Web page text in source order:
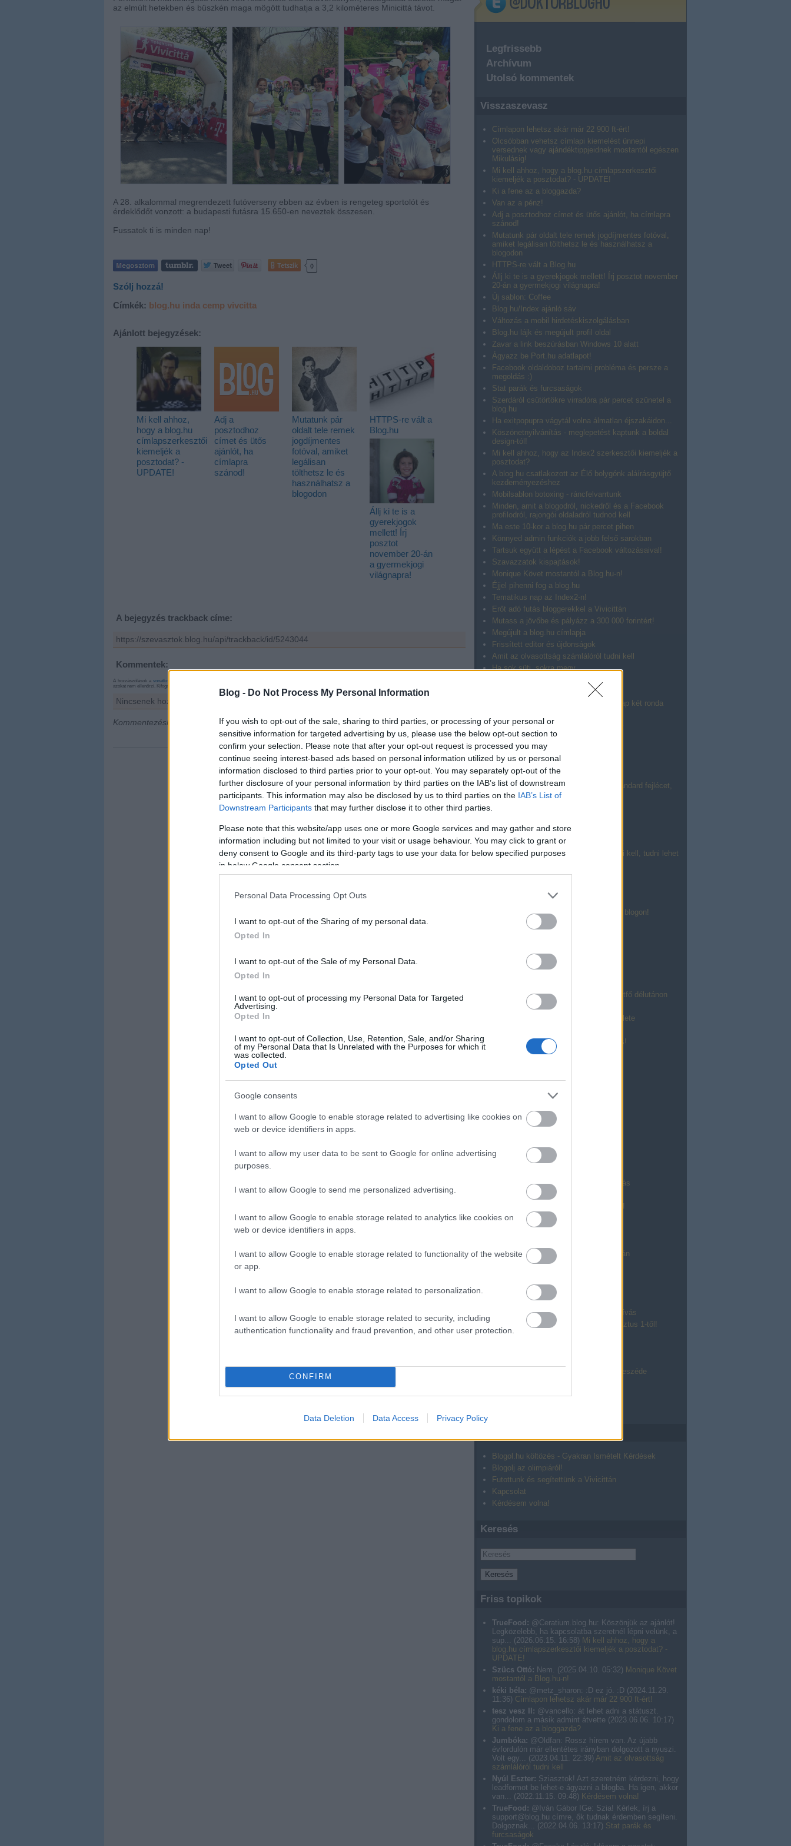
Blog - Do Not Process My Personal Information
If you wish to opt-out of the sale, sharing to third parties, or processing of your personal or
sensitive information for targeted advertising by us, please use the below opt-out section to
confirm your selection. Please note that after your opt-out request is processed you may
continue seeing interest-based ads based on personal information utilized by us or personal
information disclosed to third parties prior to your opt-out. You may separately opt-out of the
further disclosure of your personal information by third parties on the IAB’s list of downstream
participants. This information may also be disclosed by us to third parties on the IAB’s List of
Downstream Participants that may further disclose it to other third parties.
Please note that this website/app uses one or more Google services and may gather and store
information including but not limited to your visit or usage behaviour. You may click to grant or
deny consent to Google and its third-party tags to use your data for below specified purposes
in below Google consent section.
Personal Data Processing Opt Outs
I want to opt-out of the Sharing of my personal data.
Opted In
I want to opt-out of the Sale of my Personal Data.
Opted In
I want to opt-out of processing my Personal Data for Targeted
Advertising.
Opted In
I want to opt-out of Collection, Use, Retention, Sale, and/or Sharing
of my Personal Data that Is Unrelated with the Purposes for which it
was collected.
Opted Out
Google consents
I want to allow Google to enable storage related to advertising like cookies on
web or device identifiers in apps.
I want to allow my user data to be sent to Google for online advertising
purposes.
I want to allow Google to send me personalized advertising.
I want to allow Google to enable storage related to analytics like cookies on
web or device identifiers in apps.
I want to allow Google to enable storage related to functionality of the website
or app.
I want to allow Google to enable storage related to personalization.
I want to allow Google to enable storage related to security, including
authentication functionality and fraud prevention, and other user protection.
CONFIRM
Data Deletion Data Access Privacy Policy
Legfrissebb
Archívum
Utolsó kommentek
Visszaszevasz
Címlapon lehetsz akár már 22 900 ft-ért!
Olcsóbban vehetsz címlapi kiemelést ünnepi
versednek vagy ajándéktippjeidnek mostantól egészen
Mikulásig!
Mi kell ahhoz, hogy a blog.hu címlapszerkesztői
kiemeljék a posztodat? - UPDATE!
Ki a fene az a bloggazda?
Van az a pénz!
Adj a posztodhoz címet és ütős ajánlót, ha címlapra
szánod!
Mutatunk pár oldalt tele remek jogdíjmentes fotóval,
amiket legálisan tölthetsz le és használhatsz a
blogodon
HTTPS-re vált a Blog.hu
Állj ki te is a gyerekjogok mellett! Írj posztot november
20-án a gyermekjogi világnapra!
Új sablon: Coffee
Blog.hu/Index ajánló sáv
Változás a mobil hirdetéskiszolgálásban
Blog.hu lájk és megújult profil oldal
Zavar a link beszúrásban Windows 10 alatt
Ágyazz be Port.hu adatlapot!
Facebook oldaldoboz tartalmi probléma és persze a
megoldás :)
Stat parák és furcsaságok
Szerdáról csütörtökre virradóra pár percet szünetel a
blog.hu
Ha exitpopupra vágytál volna álmatlan éjszakáidon...
Köszönetnyilvánítás - meglepetést kaptunk a boldal
design-tól!
Mi kell ahhoz, hogy az Index2 szerkesztői kiemeljék a
posztodat?
A blog.hu csatlakozott az Élő bolygónk aláírásgyüjtő
kezdeményezéshez
Mobilsablon botoxing - ráncfelvarrtunk
Minden, amit a blogodról, nickedről és a Facebook
profilodról, rajongói oldaladról tudnod kell
Ma este 10-kor a blog.hu pár percet pihen
Könnyed admin funkciók a jobb felső sarokban
Tartsuk együtt a lépést a Facebook változásaival!
Szavazzatok kispajtások!
Monique Követ mostantól a Blog.hu-n!
Éjjel pihenni fog a blog.hu
Tematikus nap az Index2-n!
Erőt adó futás bloggerekkel a Vivicittán
Mutass a jövőbe és pályázz a 300 000 forintért!
Megújult a blog.hu címlapja
Frissített editor és újdonságok
Amit az olvasottság számlálóról tudni kell
Ha sok süti, sokra megy
Őszi hírek a blog.hu házatájáról
Jobb ma egy szép hirdetés, mint tegnap két ronda
18 éven felülieknek szóló bejegyzések
Export-import újratöltve!
Minden jó, ha a Gyerek Sziget vége jó
Bloggerek, ezt Nektek is köszönjük!
Blogger vagyok, jó nekem az Index 2?
Alkoss magadnak 672x200 pixeles standard fejlécet,
nem bánod meg!
Nagy kérdés-válasz poszt
Új admin - Bugok és fejlesztési ötletek
Minden, amit a Facebook Like-ról tudni kell, tudni lehet
Coldplay CD nyertesek
Coldplay CD nyertesek
Újabb nyeremények a HellóKarácsony blogon!
Helló Karácsony nyertesek
Elérhető az új adminfelület
Jókor jó helyen
Helyzetjelentés egy már-már napos hétfő délutánon
Változás a blogközösségeknél
Célegyenesben a Blog.hu új adminfelülete
Napozz a blog.hu-val a desktopodon is!
Goldenblog 2011
Mobilos olvasók, szevasztok!
Köszönjük a sütit!
Híreket mondunk
Egy nehéz nap krónikája
A blog.hu fejlesztőt keres
Blogok, közösségek és az előmoderálás
Póló followup
Blog.hu póló - Csak most, csak neked!
Változások az admin oldalon
A snippetekről
Blog.hu karbantartás kedden és szerdán
Goldenblog 2009 díjkiosztó
Első Blog.hu nyílt nap
Blog.hu híradó
Megújult, azaz végre működik a meghívás
Mégsem kell Bloggerigazolvány augusztus 1-től!
Közönségtalálkozó a Campuson
A Magyar Bloggerszövetség programbeszéde
Egy héttel átállás után
Blogol.hu költözés - Gyakran Ismételt Kérdések
Blogolj az olimpiáról!
Futottunk és segítettünk a Vivicittán
Kapcsolat
Kérdésem volna!
Keresés
Friss topikok
TrueFood: @Ceratium.blog.hu: Köszönjük az ajánlót!
Legközelebb, ha kapcsolatba szeretnél lépni velünk, a
sup... (2026.06.15. 16:58 ) Mi kell ahhoz, hogy a
blog.hu címlapszerkesztői kiemeljék a posztodat? -
UPDATE!
Szücs Ottó: Nem. (2025.04.10. 05:32) Monique Követ
mostantól a Blog.hu-n!
kéki béla: @metz_sharon: :D ez jó. :D (2024.11.29.
11:36) Címlapon lehetsz akár már 22 900 ft-ért!
tesz vesz II: @vancello: át lehet adni a státuszt.
gondolom a másik admint átvette (2023.06.06. 10:17)
Ki a fene az a bloggazda?
Jumbóka: @Oldfan: Rossz hírem van. Az újabb
évfordulón már ellentétes irányban dolgozott a nyuszi.
Volt egy... (2023.04.11. 22:39) Amit az olvasottság
számlálóról tudni kell
Nyúl Eszter: Sziasztok! Azt szeretném kérdezni, hogy
leadformot be lehet-e ágyazni a blogba. Ha igen, akkor
van... (2022.11.15. 09:48 ) Kérdésem volna!
TrueFood: @Iván Gábor IGe: Szia! Kérlek, írj a
support@blog.hu címre, ők tudnak érdemben segíteni.
Dolgoznak... (2022.04.06. 13:17) Stat parák és
furcsaságok
az elmúlt hetekben és büszkén maga mögött tudhatja a 3,2 kilométeres Minicittá távot.
A 28. alkalommal megrendezett futóverseny ebben az évben is rengeteg sportolót és
érdeklődőt vonzott: a budapesti futásra 15.650-en neveztek összesen.
Fussatok ti is minden nap!
Tetszik 0
Szólj hozzá!
Címkék: blog.hu inda cemp vivcitta
Ajánlott bejegyzések:
Mi kell ahhoz,
hogy a blog.hu
címlapszerkesztői
kiemeljék a
posztodat? -
UPDATE!
Adj a
posztodhoz
címet és ütős
ajánlót, ha
címlapra
szánod!
Mutatunk pár
oldalt tele remek
jogdíjmentes
fotóval, amiket
legálisan
tölthetsz le és
használhatsz a
blogodon
HTTPS-re vált a
Blog.hu
Állj ki te is a
gyerekjogok
mellett! Írj
posztot
november 20-án
a gyermekjogi
világnapra!
A bejegyzés trackback címe:
https://szevasztok.blog.hu/api/trackback/id/5243044
Kommentek:
A hozzászólások a vonatkozó jogszabályok
azokat nem ellenőrzi. Kifogás esetén forduljon a blog szerkesztőjéhez. Részletek a
Nincsenek hozzászólások.
Kommentezéshez , vagyregisztrálj ! ‐Belépés Facebookkal